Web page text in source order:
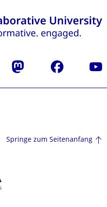
Mastodon Facebook
Springe zum Seitenanfang